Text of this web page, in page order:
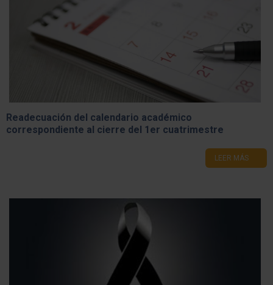
Readecuación del calendario académico
correspondiente al cierre del 1er cuatrimestre
LEER MÁS